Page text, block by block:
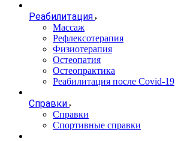
Реабилитация
Массаж
Рефлексотерапия
Физиотерапия
Остеопатия
Остеопрактика
Реабилитация после Covid-19
Справки
Справки
Спортивные справки